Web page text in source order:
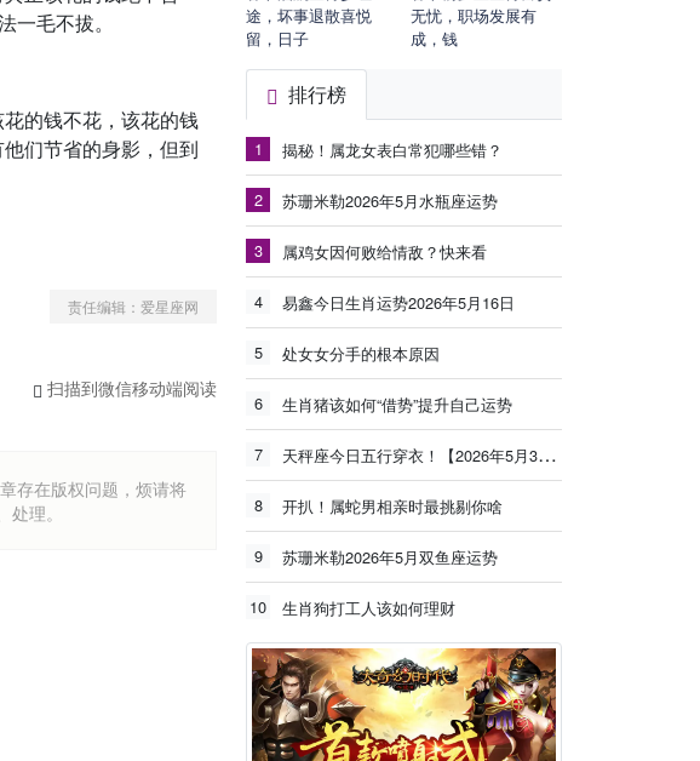
毛不拔。
的钱不花，该花的钱
们节省的身影，但到
责任编辑：爱星座网
扫描到微信移动端阅读
存在版权问题，烦请将
理。
途，坏事退散喜悦
留，日子
无忧，职场发展有
成，钱
排行榜
1 揭秘！属龙女表白常犯哪些错？
2 苏珊米勒2026年5月水瓶座运势
3 属鸡女因何败给情敌？快来看
4 易鑫今日生肖运势2026年5月16日
5 处女女分手的根本原因
6 生肖猪该如何“借势”提升自己运势
7 天秤座今日五行穿衣！【2026年5月30日】
8 开扒！属蛇男相亲时最挑剔你啥
9 苏珊米勒2026年5月双鱼座运势
10 生肖狗打工人该如何理财